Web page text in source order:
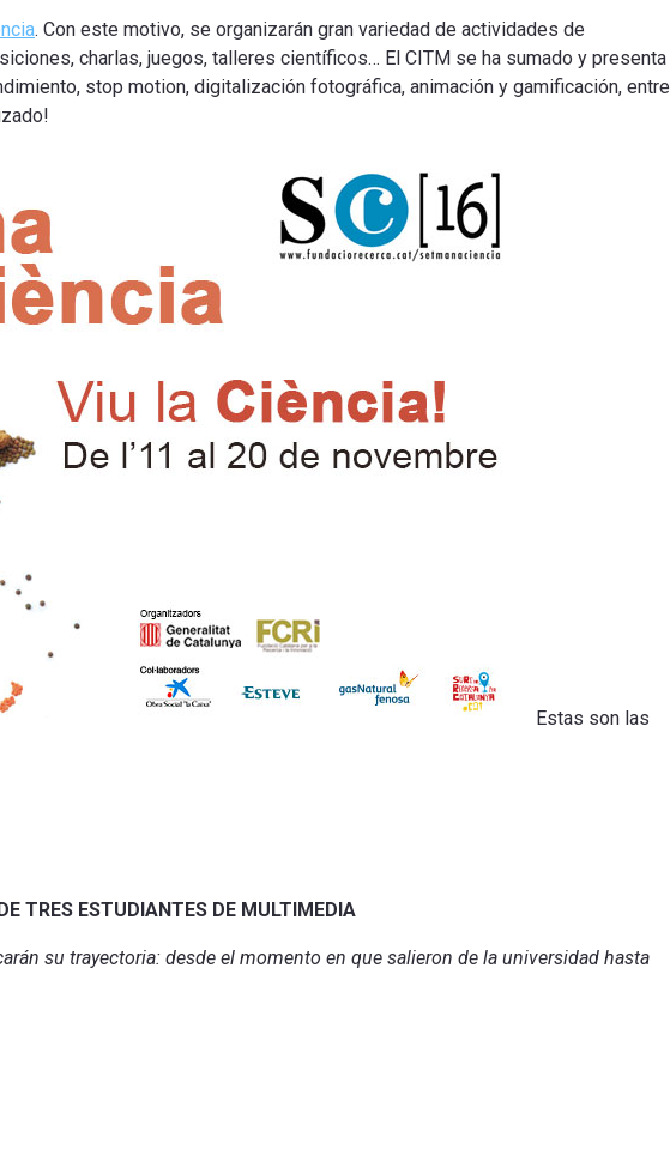
. Con este motivo, se organizarán gran variedad de actividades de
charlas, juegos, talleres científicos… El CITM se ha sumado y presenta
stop motion, digitalización fotográfica, animación y gamificación, entre
Estas son las
TRES ESTUDIANTES DE MULTIMEDIA
su trayectoria: desde el momento en que salieron de la universidad hasta